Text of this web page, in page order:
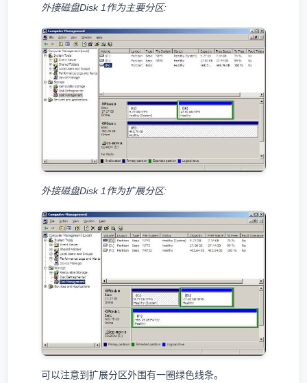
外接磁盘Disk 1作为主要分区:
外接磁盘Disk 1作为扩展分区:
可以注意到扩展分区外围有一圈绿色线条。